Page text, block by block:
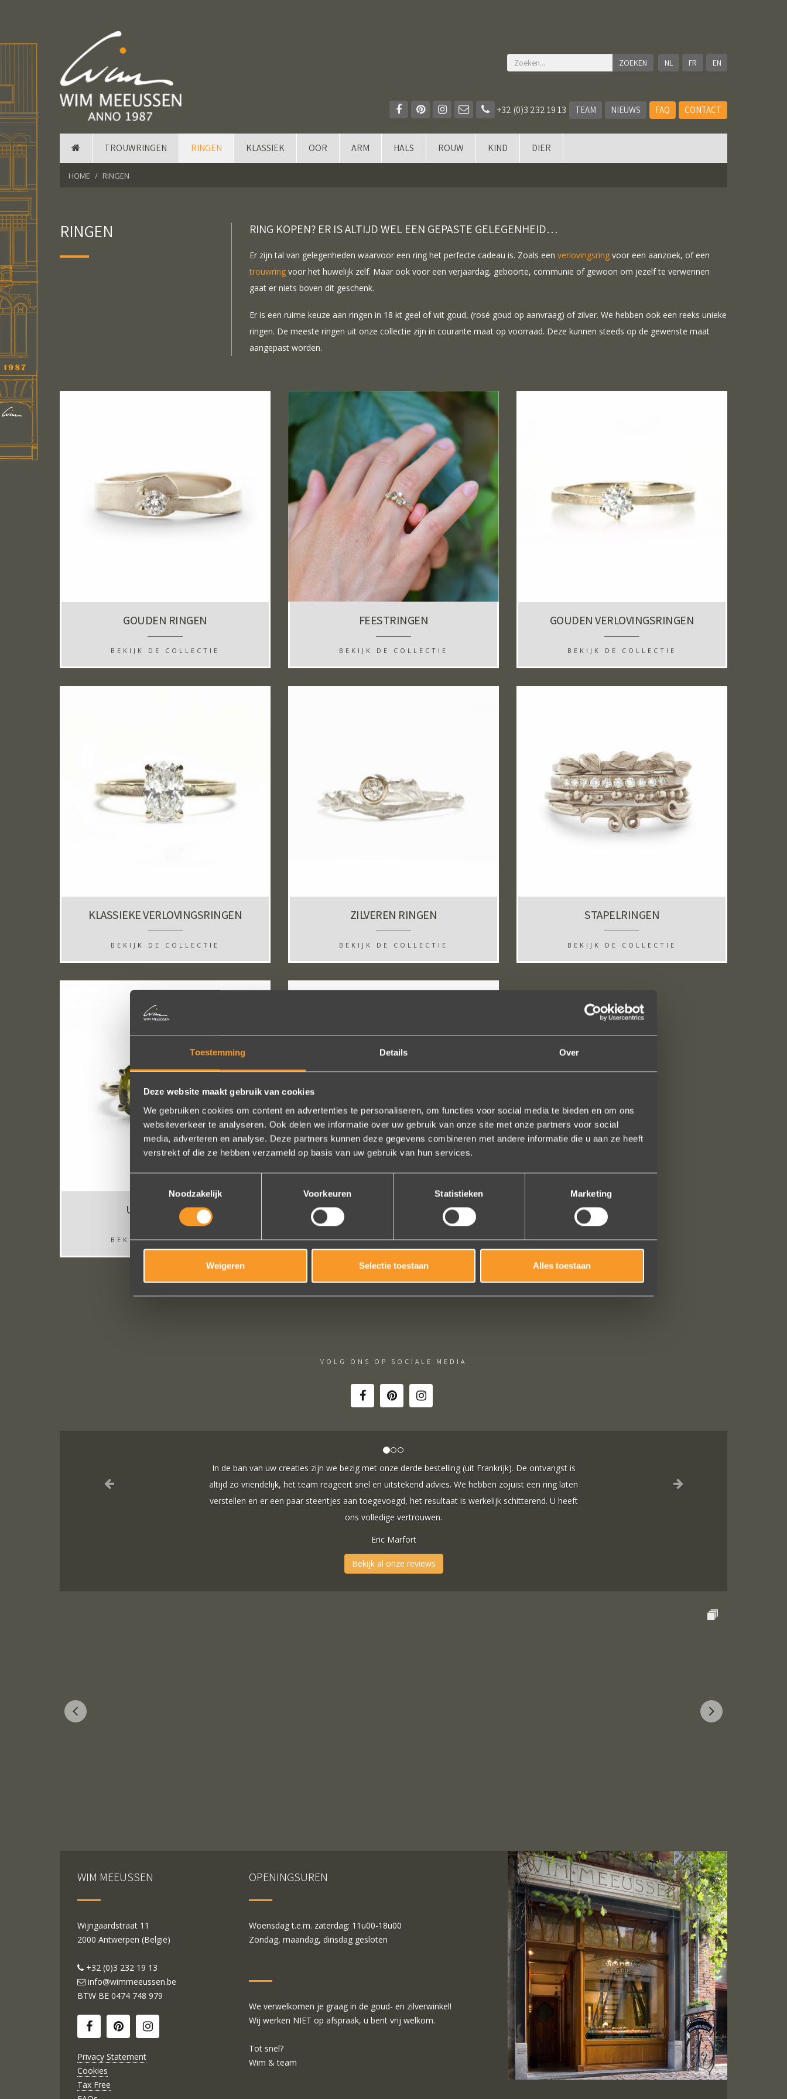
Toestemming Details Over
Deze website maakt gebruik van cookies
We gebruiken cookies om content en advertenties te personaliseren, om functies voor social media te bieden en om ons
websiteverkeer te analyseren. Ook delen we informatie over uw gebruik van onze site met onze partners voor social
media, adverteren en analyse. Deze partners kunnen deze gegevens combineren met andere informatie die u aan ze heeft
verstrekt of die ze hebben verzameld op basis van uw gebruik van hun services.
Noodzakelijk
Voorkeuren Statistieken Marketing
Weigeren Selectie toestaan Alles toestaan
NL FR EN
+32 (0)3 232 19 13 TEAM NIEUWS FAQ CONTACT
TROUWRINGEN RINGEN KLASSIEK OOR ARM HALS ROUW KIND DIER
HOME RINGEN
RINGEN RING KOPEN? ER IS ALTIJD WEL EEN GEPASTE GELEGENHEID…
Er zijn tal van gelegenheden waarvoor een ring het perfecte cadeau is. Zoals een verlovingsring voor een aanzoek, of een
trouwring voor het huwelijk zelf. Maar ook voor een verjaardag, geboorte, communie of gewoon om jezelf te verwennen
gaat er niets boven dit geschenk.
Er is een ruime keuze aan ringen in 18 kt geel of wit goud, (rosé goud op aanvraag) of zilver. We hebben ook een reeks unieke
ringen. De meeste ringen uit onze collectie zijn in courante maat op voorraad. Deze kunnen steeds op de gewenste maat
aangepast worden.
GOUDEN RINGEN
BEKIJK DE COLLECTIE
FEESTRINGEN
BEKIJK DE COLLECTIE
GOUDEN VERLOVINGSRINGEN
BEKIJK DE COLLECTIE
KLASSIEKE VERLOVINGSRINGEN
BEKIJK DE COLLECTIE
ZILVEREN RINGEN
BEKIJK DE COLLECTIE
STAPELRINGEN
BEKIJK DE COLLECTIE
UNIEKE RINGEN
BEKIJK DE COLLECTIE
TROUWRINGEN VOOR MANNEN
BEKIJK DE COLLECTIE
VOLG ONS OP SOCIALE MEDIA
A+ voor ontwerp, klantenservice. Bedankt voor al je inspanningen en geduld toen we deze ringen
ontdekten. Ze zijn gewoonweg perfect voor ons. We hebben ongeveer een jaar lang online naar
ringen gekeken, we zijn naar veel winkels geweest en niets voelde helemaal goed. Jouw ontwerpen
zijn uniek, goed gemaakt en haalbaar.
Bekijk al onze reviews
WIM MEEUSSEN
Wijngaardstraat 11
2000 Antwerpen (België)
+32 (0)3 232 19 13
info@wimmeeussen.be
BTW BE 0474 748 979
Privacy Statement
Cookies
Tax Free
OPENINGSUREN
Woensdag t.e.m. zaterdag: 11u00-18u00
Zondag, maandag, dinsdag gesloten
We verwelkomen je graag in de goud- en zilverwinkel!
Wij werken NIET op afspraak, u bent vrij welkom.
Tot snel?
Wim & team